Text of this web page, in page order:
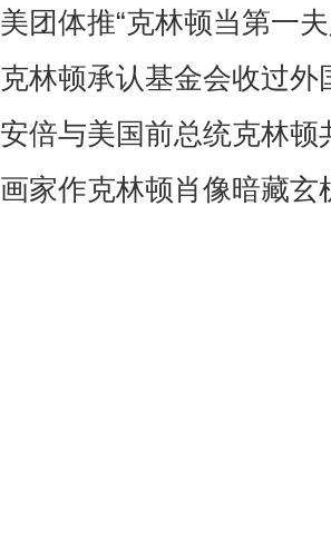
美团体推“克林顿当第一
克林顿承认基金会收过
安倍与美国前总统克林
画家作克林顿肖像暗藏玄